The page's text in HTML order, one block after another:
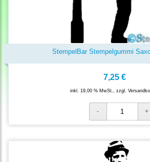
StempelBar Stempelgummi
7,25 €
inkl. 19,00 % MwSt., zzgl.